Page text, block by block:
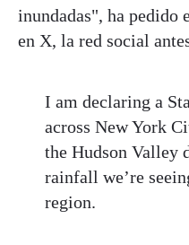
inundadas", ha pedido
en X, la red social
I am declaring a
across New York
the Hudson Valley
rainfall we’re
region.